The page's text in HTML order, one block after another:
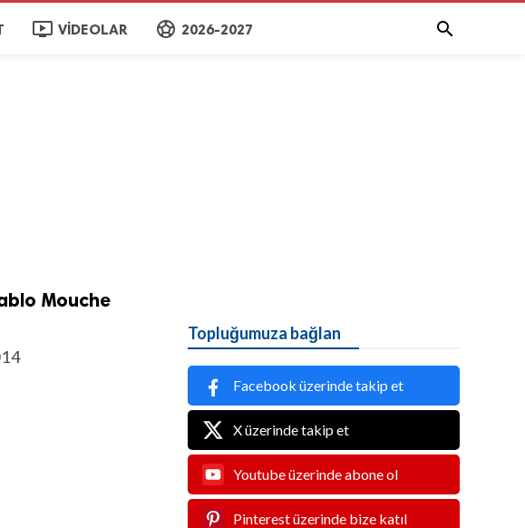
ondemand_video VIDEOLAR sports_soccer 2026-2027 
Mouche
Topluğumuza bağlan
Facebook üzerinde takip et
X üzerinde takip et
Youtube üzerinde abone ol
Pinterest üzerinde bize katıl